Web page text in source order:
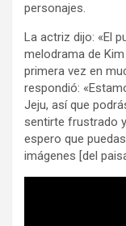
personajes.
La actriz dijo: «El
melodrama de
primera vez en
respondió:
Jeju, así que
sentirte frustrado
espero que
imágenes [del